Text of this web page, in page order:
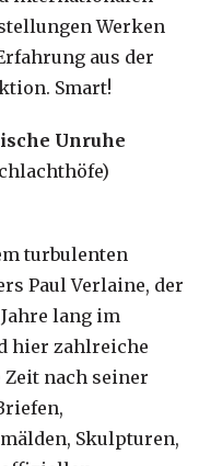
Werken
aus der
Smart!
Unruhe
turbulenten
Paul Verlaine, der
lang im
hier zahlreiche
nach seiner
Skulpturen,